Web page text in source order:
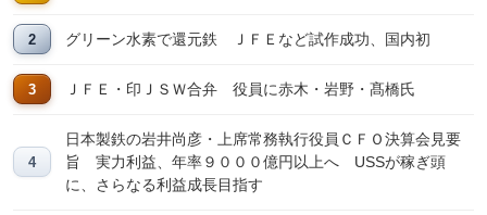
グリーン水素で還元鉄 ＪＦＥなど試作成功、国内初
ＪＦＥ・印ＪＳＷ合弁 役員に赤木・岩野・髙橋氏
日本製鉄の岩井尚彦・上席常務執行役員ＣＦＯ決算会見要
旨 実力利益、年率９０００億円以上へ USSが稼ぎ頭
に、さらなる利益成長目指す